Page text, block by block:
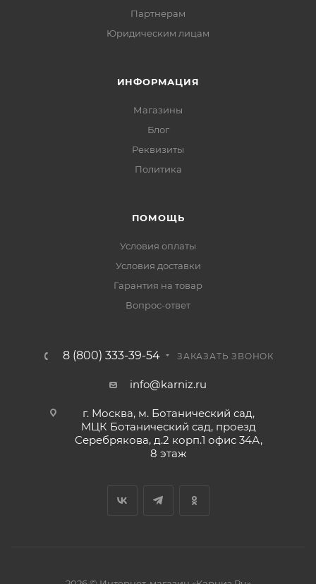
Партнерам
Юридическим лицам
ИНФОРМАЦИЯ
Магазины
Блог
Реквизиты
Политика
ПОМОЩЬ
Условия оплаты
Условия доставки
Гарантия на товар
Вопрос-ответ
8 (800) 333-39-54 ЗАКАЗАТЬ ЗВОНОК
info@karniz.ru
г. Москва, м. Ботанический сад,
МЦК Ботанический сад, проезд
Серебрякова, д.2 корп.1 офис 34А,
8 этаж